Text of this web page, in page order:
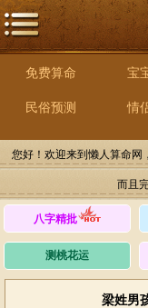
免费算命 宝
民俗预测 情
您好！欢迎来到懒人算命网
而且
八字精批
测桃花运
梁姓男